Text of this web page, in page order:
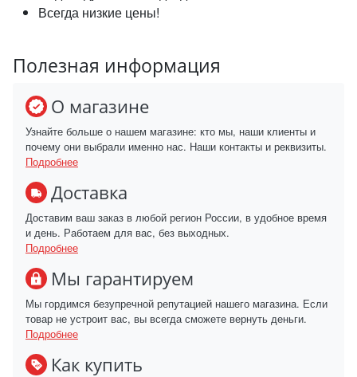
Всегда низкие цены!
Полезная информация
О магазине
Узнайте больше о нашем магазине: кто мы, наши клиенты и
почему они выбрали именно нас. Наши контакты и реквизиты.
Подробнее
Доставка
Доставим ваш заказ в любой регион России, в удобное время
и день. Работаем для вас, без выходных.
Подробнее
Мы гарантируем
Мы гордимся безупречной репутацией нашего магазина. Если
товар не устроит вас, вы всегда сможете вернуть деньги.
Подробнее
Как купить